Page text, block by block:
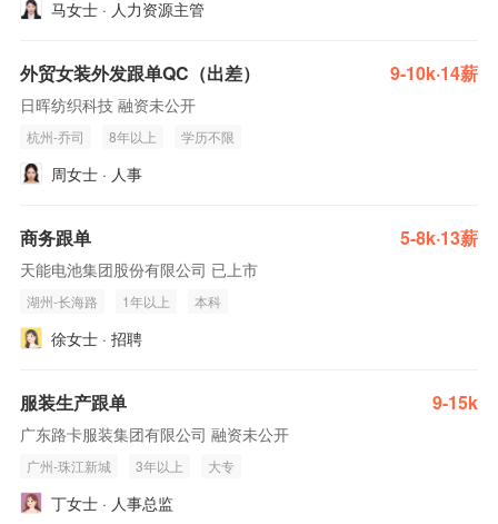
马女士 · 人力资源主管
外贸女装外发跟单QC（出差） 9-10k·14薪
日晖纺织科技 融资未公开
杭州-乔司 8年以上 学历不限
周女士 · 人事
商务跟单 5-8k·13薪
天能电池集团股份有限公司 已上市
湖州-长海路 1年以上 本科
徐女士 · 招聘
服装生产跟单 9-15k
广东路卡服装集团有限公司 融资未公开
广州-珠江新城 3年以上 大专
丁女士 · 人事总监